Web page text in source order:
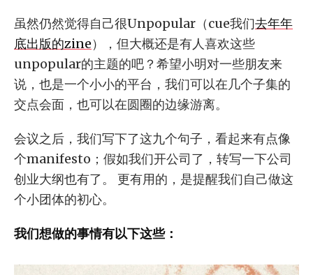
虽然仍然觉得自己很Unpopular（cue我们去年年
底出版的zine），但大概还是有人喜欢这些
unpopular的主题的吧？希望小明对一些朋友来
说，也是一个小小的平台，我们可以在几个子集的
交点会面，也可以在圆圈的边缘游离。
会议之后，我们写下了这九个句子，看起来有点像
个manifesto；假如我们开公司了，转写一下公司
创业大纲也有了。 更有用的，是提醒我们自己做这
个小团体的初心。
我们想做的事情有以下这些：